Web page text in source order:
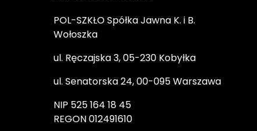
POL-SZKŁO Spółka Jawna K. i B.
Wołoszka
ul. Ręczajska 3, 05-230 Kobyłka
ul. Senatorska 24, 00-095 Warszawa
NIP 525 164 18 45
REGON 012491610